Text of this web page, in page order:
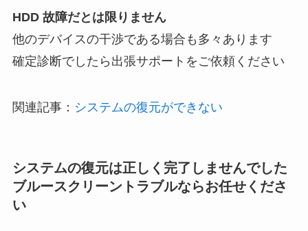
HDD 故障だとは限りません
他のデバイスの干渉である場合も多々あります
確定診断でしたら出張サポートをご依頼ください
関連記事： システムの復元ができない
システムの復元は正しく完了しませんでした
ブルースクリーントラブルならお任せくださ
い